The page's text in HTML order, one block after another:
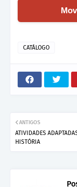
CATÁLOGO
ANTIGOS
ATIVIDADES
HISTÓRIA